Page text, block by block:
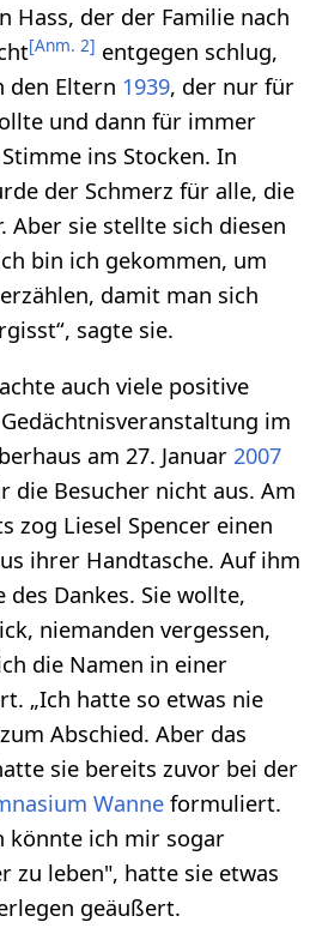
Hass, der der Familie nach
[Anm. 2] entgegen schlug,
den Eltern 1939, der nur für
und dann für immer
ins Stocken. In
der Schmerz für alle, die
Aber sie stellte sich diesen
bin ich gekommen, um
damit man sich
sagte sie.
auch viele positive
im
am 27. Januar 2007
die Besucher nicht aus. Am
zog Liesel Spencer einen
ihrer Handtasche. Auf ihm
Dankes. Sie wollte,
niemanden vergessen,
die Namen in einer
„Ich hatte so etwas nie
Abschied. Aber das
sie bereits zuvor bei der
Wanneformuliert.
könnte ich mir sogar
zu leben", hatte sie etwas
geäußert.